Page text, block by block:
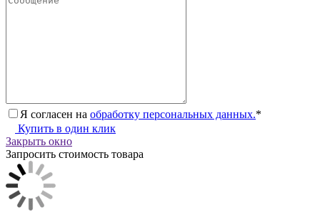
Я согласен на обработку персональных данных.*
Купить в один клик
Закрыть окно
Запросить стоимость товара